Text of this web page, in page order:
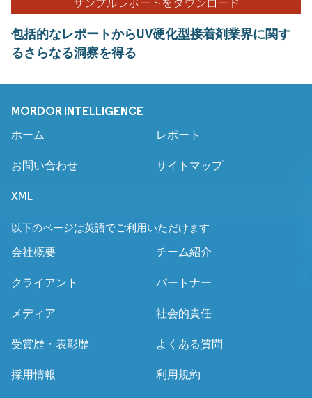
包括的なレポートからUV硬化型接着剤業界に関す
るさらなる洞察を得る
MORDOR INTELLIGENCE
ホーム レポート
お問い合わせ サイトマップ
XML
以下のページは英語でご利用いただけます
会社概要 チーム紹介
クライアント パートナー
メディア 社会的責任
受賞歴・表彰歴 よくある質問
採用情報 利用規約